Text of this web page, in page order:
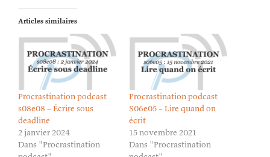
Articles similaires
Procrastination podcast
s08e08 – Écrire sous
deadline
2 janvier 2024
Dans "Procrastination
Procrastination podcast
S06e05 – Lire quand on
écrit
15 novembre 2021
Dans "Procrastination